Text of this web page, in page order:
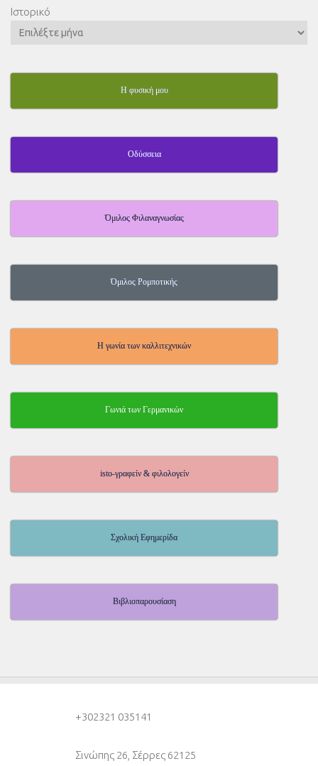
Ιστορικό
Η φυσική μου
Οδύσσεια
Όμιλος Φιλαναγνωσίας
Όμιλος Ρομποτικής
Η γωνία των καλλιτεχνικών
Γωνιά των Γερμανικών
isto-γραφείν & φιλολογείν
Σχολική Εφημερίδα
Βιβλιοπαρουσίαση
+302321 035141
Σινώπης 26, Σέρρες 62125